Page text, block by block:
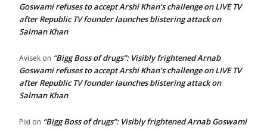
Goswami refuses to accept Arshi Khan’s challenge on LIVE TV
after Republic TV founder launches blistering attack on
Salman Khan
Avisek on “Bigg Boss of drugs”: Visibly frightened Arnab
Goswami refuses to accept Arshi Khan’s challenge on LIVE TV
after Republic TV founder launches blistering attack on
Salman Khan
Pixi on “Bigg Boss of drugs”: Visibly frightened Arnab Goswami